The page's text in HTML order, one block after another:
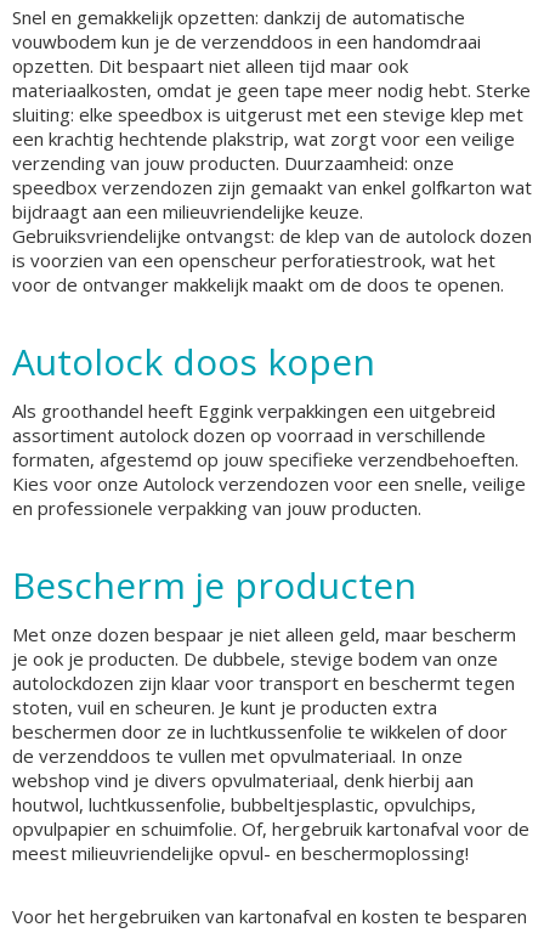
Snel en gemakkelijk opzetten: dankzij de automatische
vouwbodem kun je de verzenddoos in een handomdraai
opzetten. Dit bespaart niet alleen tijd maar ook
materiaalkosten, omdat je geen tape meer nodig hebt. Sterke
sluiting: elke speedbox is uitgerust met een stevige klep met
een krachtig hechtende plakstrip, wat zorgt voor een veilige
verzending van jouw producten. Duurzaamheid: onze
speedbox verzendozen zijn gemaakt van enkel golfkarton wat
bijdraagt aan een milieuvriendelijke keuze.
Gebruiksvriendelijke ontvangst: de klep van de autolock dozen
is voorzien van een openscheur perforatiestrook, wat het
voor de ontvanger makkelijk maakt om de doos te openen.
Autolock doos kopen
Als groothandel heeft Eggink verpakkingen een uitgebreid
assortiment autolock dozen op voorraad in verschillende
formaten, afgestemd op jouw specifieke verzendbehoeften.
Kies voor onze Autolock verzendozen voor een snelle, veilige
en professionele verpakking van jouw producten.
Bescherm je producten
Met onze dozen bespaar je niet alleen geld, maar bescherm
je ook je producten. De dubbele, stevige bodem van onze
autolockdozen zijn klaar voor transport en beschermt tegen
stoten, vuil en scheuren. Je kunt je producten extra
beschermen door ze in luchtkussenfolie te wikkelen of door
de verzenddoos te vullen met opvulmateriaal. In onze
webshop vind je divers opvulmateriaal, denk hierbij aan
houtwol, luchtkussenfolie, bubbeltjesplastic, opvulchips,
opvulpapier en schuimfolie. Of, hergebruik kartonafval voor de
meest milieuvriendelijke opvul- en beschermoplossing!
Voor het hergebruiken van kartonafval en kosten te besparen